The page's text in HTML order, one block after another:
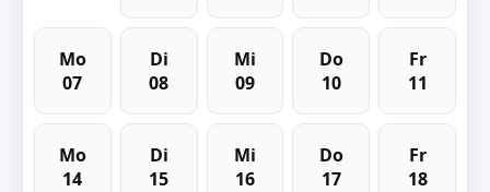
Mo
07
Di
08
Mi
09
Do
10
Fr
11
Mo
14
Di
15
Mi
16
Do
17
Fr
18